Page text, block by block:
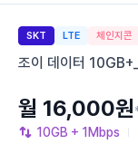
SKT LTE 체인지콘
조이 데이터
10GB + 1Mbps
월 16,000원